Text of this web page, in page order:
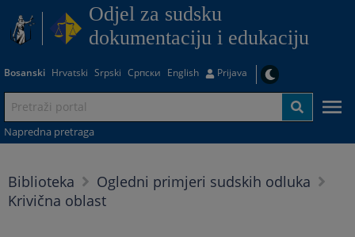
Odjel za sudsku
dokumentaciju i edukaciju
Bosanski Hrvatski Srpski Српски English Prijava
Napredna pretraga
Biblioteka
Ogledni primjeri sudskih odluka
Krivična oblast